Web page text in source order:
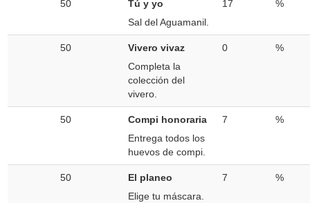
50
Tú y yo
Sal del Aguamanil.
17 %
50
Vivero vivaz
Completa la
colección del
vivero.
0 %
50
Compi honoraria
Entrega todos los
huevos de compi.
7 %
50
El planeo
Elige tu máscara.
7 %